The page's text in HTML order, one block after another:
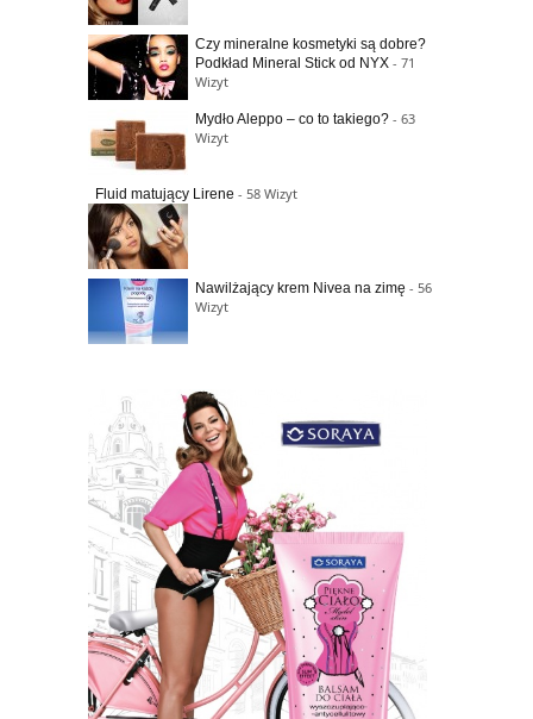
Czy mineralne kosmetyki są dobre?
Podkład Mineral Stick od NYX - 71
Wizyt
Mydło Aleppo – co to takiego? - 63
Wizyt
Fluid matujący Lirene - 58 Wizyt
Nawilżający krem Nivea na zimę - 56
Wizyt